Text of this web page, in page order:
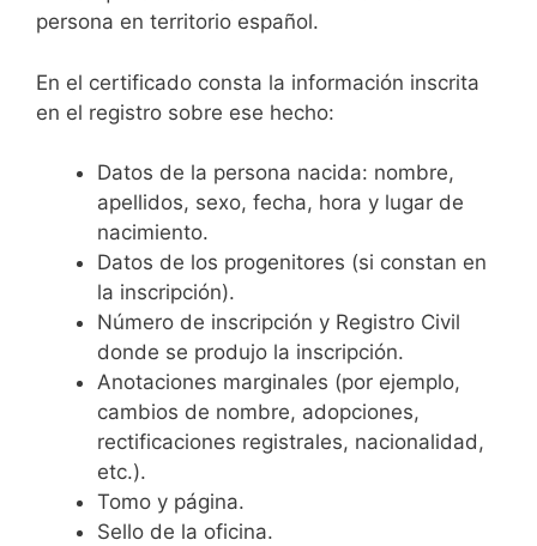
persona en territorio español.
En el certificado consta la información inscrita
en el registro sobre ese hecho:
Datos de la persona nacida: nombre,
apellidos, sexo, fecha, hora y lugar de
nacimiento.
Datos de los progenitores (si constan en
la inscripción).
Número de inscripción y Registro Civil
donde se produjo la inscripción.
Anotaciones marginales (por ejemplo,
cambios de nombre, adopciones,
rectificaciones registrales, nacionalidad,
etc.).
Tomo y página.
Sello de la oficina.